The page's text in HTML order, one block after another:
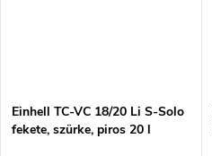
Einhell TC-VC 18/20 Li S-Solo
fekete, szürke, piros 20 l